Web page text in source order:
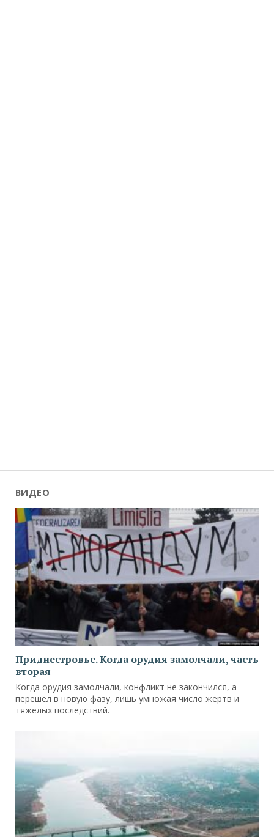
ВИДЕО
Приднестровье. Когда орудия замолчали, часть
вторая
Когда орудия замолчали, конфликт не закончился, а
перешел в новую фазу, лишь умножая число жертв и
тяжелых последствий.